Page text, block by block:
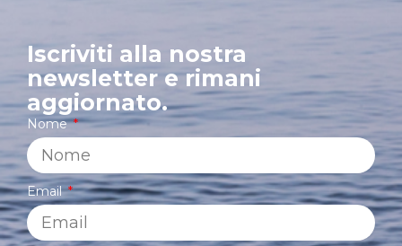
Iscriviti alla nostra
newsletter e rimani
aggiornato.
Nome
Email